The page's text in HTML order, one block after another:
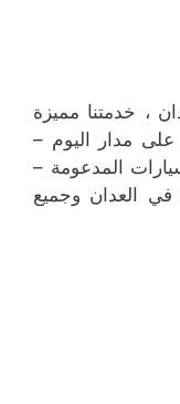
، خدمتنا مميزة
مدار اليوم –
المدعومة –
العدان وجميع